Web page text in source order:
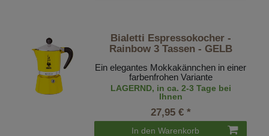
Bialetti Espressokocher -
Rainbow 3 Tassen - GELB
Ein elegantes Mokkakännchen in einer
farbenfrohen Variante
LAGERND, in ca. 2-3 Tage bei
Ihnen
27,95 € *
In den Warenkorb